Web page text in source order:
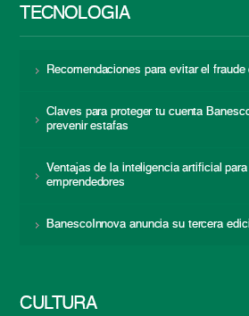
TECNOLOGÍA
Recomendaciones para evitar el fraude
Claves para proteger tu cuenta
prevenir estafas
Ventajas de la inteligencia artificial para
emprendedores
BanescoInnova anuncia su tercera
CULTURA